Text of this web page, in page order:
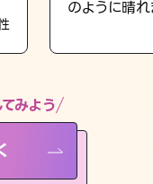
のように晴れ
みよう